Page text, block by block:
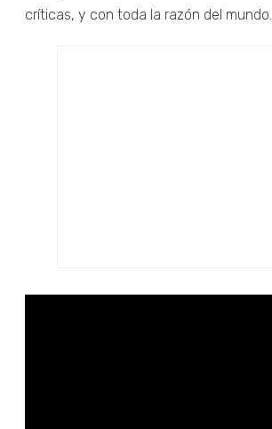
críticas, y con toda la razón del mundo.